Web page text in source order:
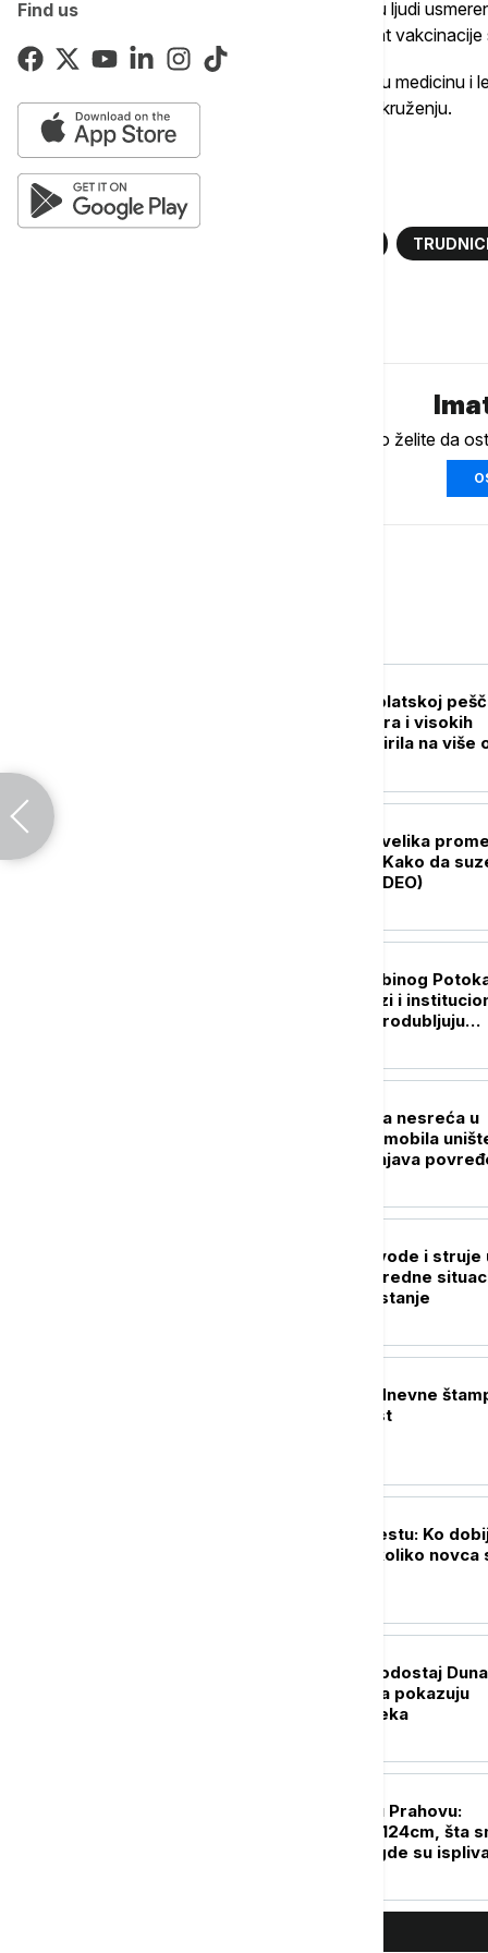
Find usvakcinacije kod dece je 98 odsto pošto su ljudi
dodala dok je u velikim sredinama procenat vakcinacije
Dodala je da je potrebno vratiti poverenje u medicinu
stvar" i da se tiče zdravlja ostale dece u okruženju.
Više o...
Ukoliko želite da
Novi požar u Deliblatskoj
Vatra se zbog vetra i visokih
temperatura proširila na više
Polazak u vrtić je velika
za celu porodicu: Kako da
traju što kraće (VIDEO)
Gradonačelnik Zubinog
Jednostrani potezi i
pritisci dodatno produbljuju
Teška saobraćajna nesreća u
Grockoj: Dva automobila
Hitna pomoć zbrinjava
Nema restrikcija vode i struje
Srbiji: Štab za vanredne
objavio najnovije stanje
Naslovne strane dnevne
četvrtak, 6. avgust
Sve na jednom mestu: Ko
državnu pomoć, koliko novca
Rekordno nizak vodostaj
nije slučajnost: Šta pokazuju
podaci i šta nas čeka
Euronews Srbija u Prahovu:
Vodostaj pao na -124cm, šta
zatekli na mestu gde su